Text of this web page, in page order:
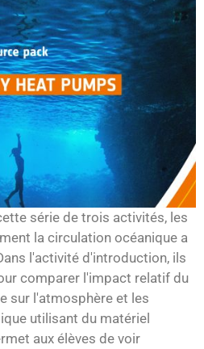
série de trois activités, les
la circulation océanique a
l'activité d'introduction, ils
comparer l'impact relatif du
sur l'atmosphère et les
utilisant du matériel
aux élèves de voir